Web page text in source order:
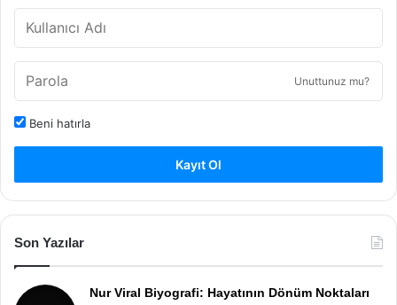
Unuttunuz mu?
Beni hatırla
Kayıt Ol
Son Yazılar
Nur Viral Biyografi: Hayatının Dönüm Noktaları